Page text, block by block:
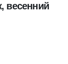
весенний